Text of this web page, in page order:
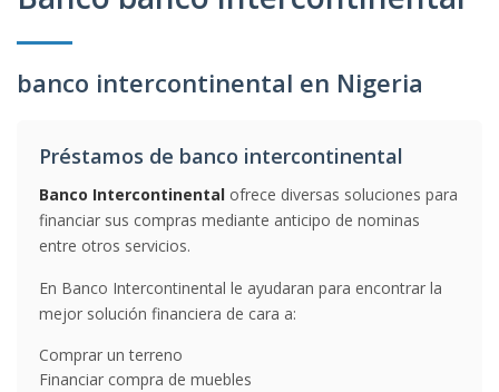
banco intercontinental en Nigeria
Préstamos de banco intercontinental
Banco Intercontinental ofrece diversas soluciones para
financiar sus compras mediante anticipo de nominas
entre otros servicios.
En Banco Intercontinental le ayudaran para encontrar la
mejor solución financiera de cara a:
Comprar un terreno
Financiar compra de muebles